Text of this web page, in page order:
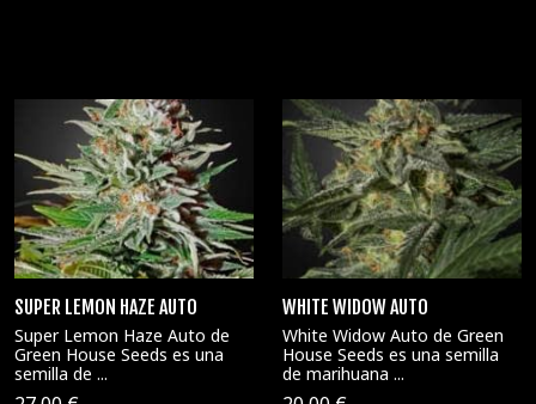
SUPER LEMON HAZE AUTO
Super Lemon Haze Auto de
Green House Seeds es una
semilla de ...
WHITE WIDOW AUTO
White Widow Auto de Green
House Seeds es una semilla
de marihuana ...